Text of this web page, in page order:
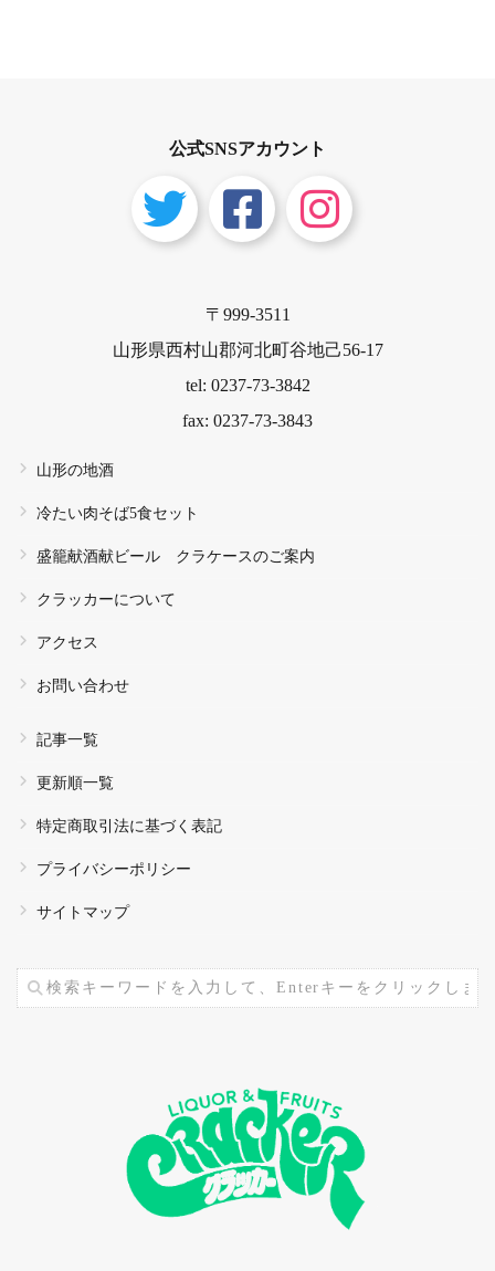
公式SNSアカウント
〒999-3511
山形県西村山郡河北町谷地己56-17
tel: 0237-73-3842
fax: 0237-73-3843
山形の地酒
冷たい肉そば5食セット
盛籠献酒献ビール クラケースのご案内
クラッカーについて
アクセス
お問い合わせ
記事一覧
更新順一覧
特定商取引法に基づく表記
プライバシーポリシー
サイトマップ